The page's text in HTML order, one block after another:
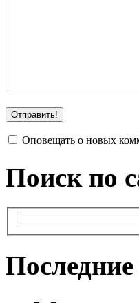
Оповещать о новых
Поиск по